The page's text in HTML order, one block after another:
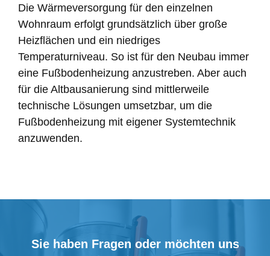
Die Wärmeversorgung für den einzelnen
Wohnraum erfolgt grundsätzlich über große
Heizflächen und ein niedriges
Temperaturniveau. So ist für den Neubau immer
eine Fußbodenheizung anzustreben. Aber auch
für die Altbausanierung sind mittlerweile
technische Lösungen umsetzbar, um die
Fußbodenheizung mit eigener Systemtechnik
anzuwenden.
Sie haben Fragen oder möchten uns